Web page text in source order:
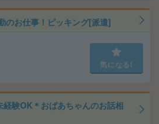
のお仕事！ピッキング[派遣]
気になる!
験OK＊おばあちゃんのお話相